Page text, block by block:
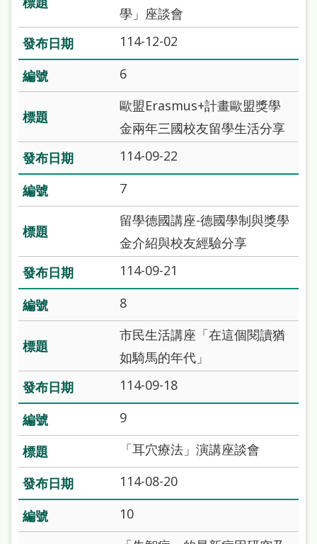
台
北
通
陳
情
統
English
日
本
語
隱
私
網
站
安
全
政
策
政
學」座談會
114-12-02
6
歐盟Erasmus+計畫歐盟獎學
金兩年三國校友留學生活分享
114-09-22
7
留學德國講座-德國學制與獎學
金介紹與校友經驗分享
114-09-21
8
市民生活講座「在這個閱讀猶
如騎馬的年代」
114-09-18
9
「耳穴療法」演講座談會
114-08-20
10